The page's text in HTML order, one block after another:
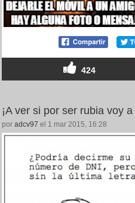
424
¡A ver si por ser rubia voy
por adcv97 el 1 mar 2015, 16:28